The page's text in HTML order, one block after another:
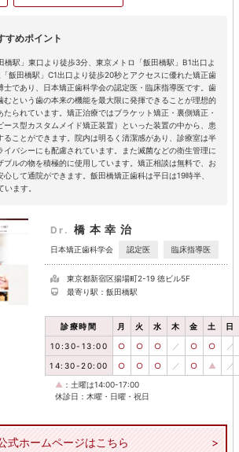
すめポイント
橋駅」東口より徒歩3分、東京メトロ「飯田橋駅」B1出口よ
飯田橋駅」C1出口より徒歩20秒とアクセスに優れた矯正歯
士であり、日本矯正歯科学会の認定医・臨床指導医です。歯
むという歯の本来の機能を最大限に発揮できることが理想的
られています。矯正治療ではブラケット矯正・裏側矯正・
ース型カスタムメイド矯正装置）といった装置の中から、患
ることができます。院内は明るく清潔感があり、診療室は半
イバシーにも配慮されています。また滅菌などの衛生管理に
ブルの物を積極的に使用しています。矯正相談は無料で、お
して通院ができます。飯田橋矯正歯科は平日は19時半、
ます。
Dr. 橋本幸治
日本矯正歯科学会 認定医 臨床指導医
東京都新宿区揚場町2-19 徳ビル5F
最寄り駅：飯田橋駅
診療時間 月 火 水 木 金 土 日
10:30-13:00 ○ ○ ○ ／ ○ ○ ／
14:30-20:00 ○ ○ ○ ／ ○ ▲ ／
▲ ：土曜は14:00-17:00
休診日：木曜・日曜・祝日
式ホームページはこちら